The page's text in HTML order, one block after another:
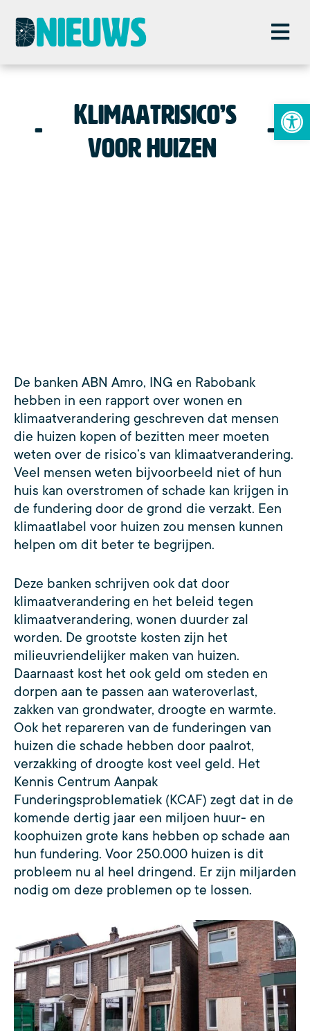
Klimaatrisico’s
voor huizen
De banken ABN Amro, ING en Rabobank
hebben in een rapport over wonen en
klimaatverandering geschreven dat mensen
die huizen kopen of bezitten meer moeten
weten over de risico’s van klimaatverandering.
Veel mensen weten bijvoorbeeld niet of hun
huis kan overstromen of schade kan krijgen in
de fundering door de grond die verzakt. Een
klimaatlabel voor huizen zou mensen kunnen
helpen om dit beter te begrijpen.
Deze banken schrijven ook dat door
klimaatverandering en het beleid tegen
klimaatverandering, wonen duurder zal
worden. De grootste kosten zijn het
milieuvriendelijker maken van huizen.
Daarnaast kost het ook geld om steden en
dorpen aan te passen aan wateroverlast,
zakken van grondwater, droogte en warmte.
Ook het repareren van de funderingen van
huizen die schade hebben door paalrot,
verzakking of droogte kost veel geld. Het
Kennis Centrum Aanpak
Funderingsproblematiek (KCAF) zegt dat in de
komende dertig jaar een miljoen huur- en
koophuizen grote kans hebben op schade aan
hun fundering. Voor 250.000 huizen is dit
probleem nu al heel dringend. Er zijn miljarden
nodig om deze problemen op te lossen.